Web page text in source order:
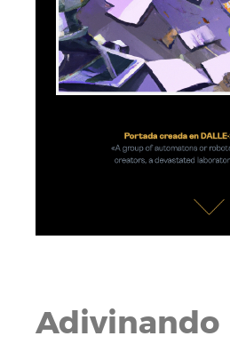
Adivinando